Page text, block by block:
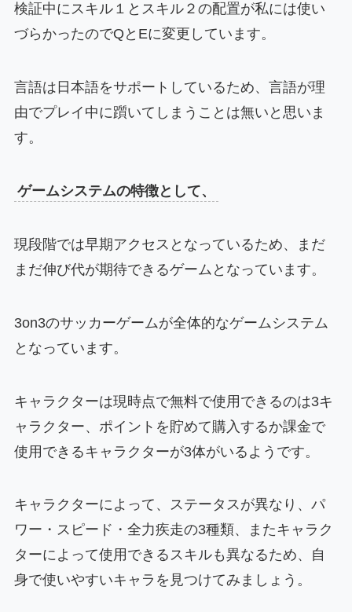
検証中にスキル１とスキル２の配置が私には使い
づらかったのでQとEに変更しています。
言語は日本語をサポートしているため、言語が理
由でプレイ中に躓いてしまうことは無いと思いま
す。
ゲームシステムの特徴として、
現段階では早期アクセスとなっているため、まだ
まだ伸び代が期待できるゲームとなっています。
3on3のサッカーゲームが全体的なゲームシステム
となっています。
キャラクターは現時点で無料で使用できるのは3キ
ャラクター、ポイントを貯めて購入するか課金で
使用できるキャラクターが3体がいるようです。
キャラクターによって、ステータスが異なり、パ
ワー・スピード・全力疾走の3種類、またキャラク
ターによって使用できるスキルも異なるため、自
身で使いやすいキャラを見つけてみましょう。